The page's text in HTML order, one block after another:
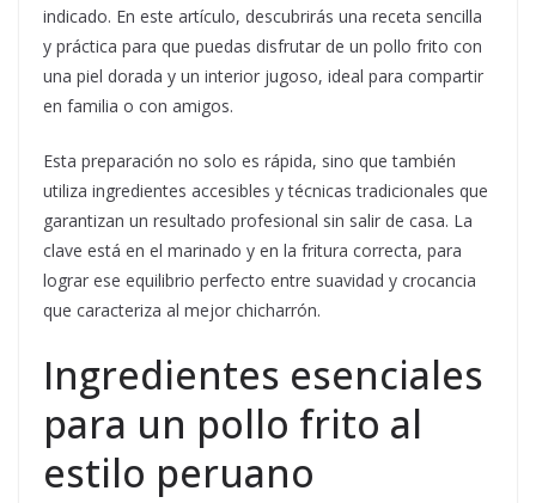
indicado. En este artículo, descubrirás una receta sencilla
y práctica para que puedas disfrutar de un pollo frito con
una piel dorada y un interior jugoso, ideal para compartir
en familia o con amigos.
Esta preparación no solo es rápida, sino que también
utiliza ingredientes accesibles y técnicas tradicionales que
garantizan un resultado profesional sin salir de casa. La
clave está en el marinado y en la fritura correcta, para
lograr ese equilibrio perfecto entre suavidad y crocancia
que caracteriza al mejor chicharrón.
Ingredientes esenciales
para un pollo frito al
estilo peruano